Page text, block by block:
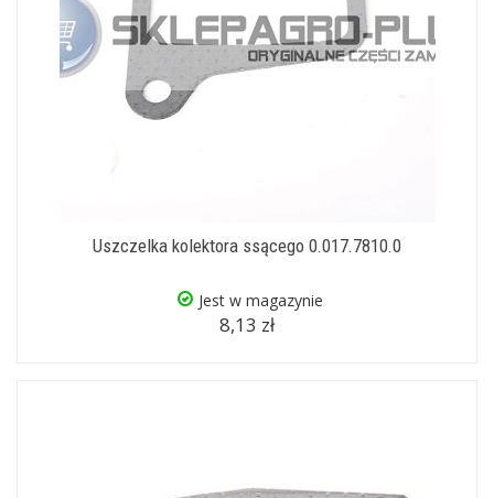
Uszczelka kolektora ssącego 0.017.7810.0
Jest w magazynie
8,13 zł